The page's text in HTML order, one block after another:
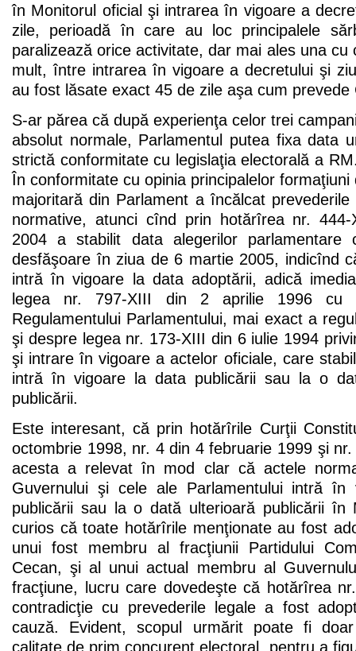
în Monitorul oficial şi intrarea în vigoare a
zile, perioadă în care au loc principalele
paralizează orice activitate, dar mai ales una cu
mult, între intrarea în vigoare a decretului şi
au fost lăsate exact 45 de zile aşa cum prevede
S-ar părea că după experienţa celor trei
absolut normale, Parlamentul putea fixa data
strictă conformitate cu legislaţia electorală a
În conformitate cu opinia principalelor
majoritară din Parlament a încălcat
normative, atunci cînd prin hotărîrea nr.
2004 a stabilit data alegerilor
desfăşoare în ziua de 6 martie 2005, indicînd
intră în vigoare la data adoptării, adică
legea nr. 797-XIII din 2 aprilie 1996 cu
Regulamentului Parlamentului, mai exact a
şi despre legea nr. 173-XIII din 6 iulie 1994
şi intrare în vigoare a actelor oficiale, care
intră în vigoare la data publicării sau la o
publicării.
Este interesant, că prin hotărîrile Curţii
octombrie 1998, nr. 4 din 4 februarie 1999 şi
acesta a relevat în mod clar că actele
Guvernului şi cele ale Parlamentului intră
publicării sau la o dată ulterioară publicării în
curios că toate hotărîrile menţionate au fost
unui fost membru al fracţiunii Partidului
Cecan, şi al unui actual membru al
fracţiune, lucru care dovedeşte că hotărîrea
contradicţie cu prevederile legale a fost
cauză. Evident, scopul urmărit poate fi
calitate de prim concurent electoral, pentru a